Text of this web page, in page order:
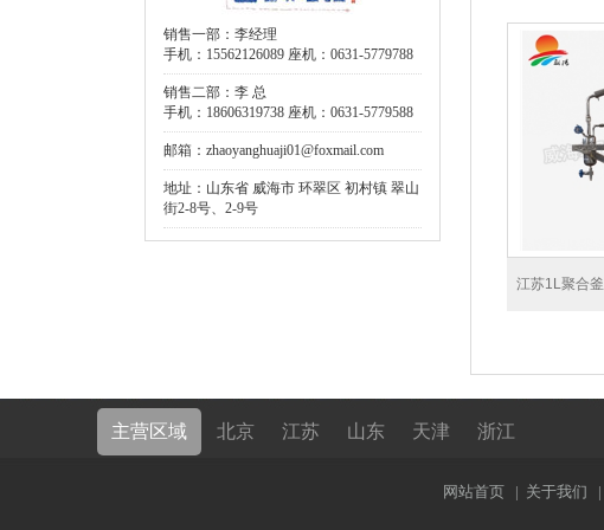
销售一部：李经理
手机：15562126089 座机：0631-5779788
销售二部：李 总
手机：18606319738 座机：0631-5779588
邮箱：zhaoyanghuaji01@foxmail.com
地址：山东省 威海市 环翠区 初村镇 翠山
街2-8号、2-9号
江苏1L聚合釜
主营区域 北京 江苏 山东 天津 浙江
网站首页 | 关于我们 |